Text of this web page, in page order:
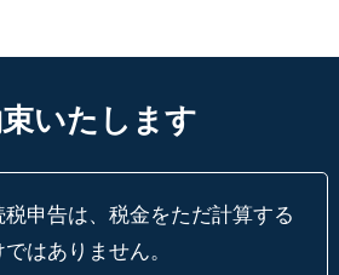
いたします
申告は、税金をただ計算する
ではありません。